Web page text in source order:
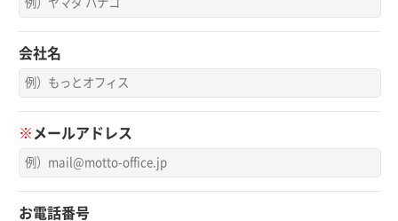
会社名
※ メールアドレス
お電話番号